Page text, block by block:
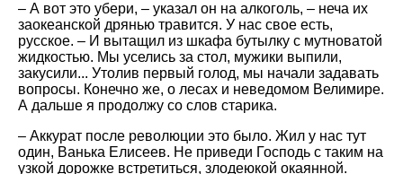
– А вот это убери, – указал он на алкоголь, – неча их
заокеанской дрянью травится. У нас свое есть,
русское. – И вытащил из шкафа бутылку с мутноватой
жидкостью. Мы уселись за стол, мужики выпили,
закусили... Утолив первый голод, мы начали задавать
вопросы. Конечно же, о лесах и неведомом Велимире.
А дальше я продолжу со слов старика.
– Аккурат после революции это было. Жил у нас тут
один, Ванька Елисеев. Не приведи Господь с таким на
узкой дорожке встретиться, злодеюкой окаянной.